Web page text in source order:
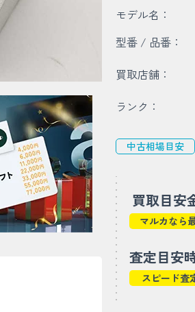
モデル名：
型番 / 品番：
買取店舗：
ランク：
中古相場目安
買取目安
マルカなら
査定目安
スピード査